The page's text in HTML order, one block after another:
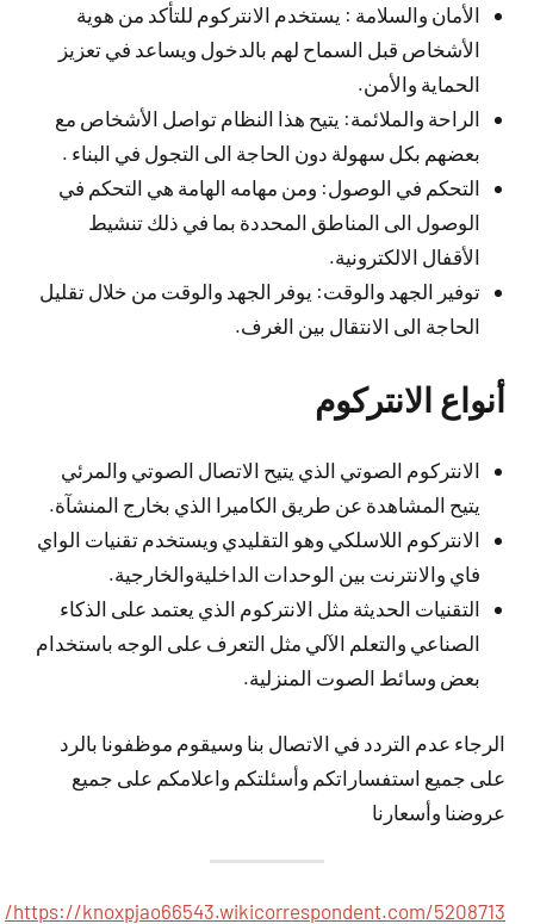
الأمان والسلامة : يستخدم الانتركوم للتأكد من هوية
الأشخاص قبل السماح لهم بالدخول ويساعد في تعزيز
الحماية والأمن.
الراحة والملائمة: يتيح هذا النظام تواصل الأشخاص مع
بعضهم بكل سهولة دون الحاجة الى التجول في البناء .
التحكم في الوصول: ومن مهامه الهامة هي التحكم في
الوصول الى المناطق المحددة بما في ذلك تنشيط
الأقفال الالكترونية.
توفير الجهد والوقت: يوفر الجهد والوقت من خلال تقليل
الحاجة الى الانتقال بين الغرف.
أنواع الانتركوم
الانتركوم الصوتي الذي يتيح الاتصال الصوتي والمرئي
يتيح المشاهدة عن طريق الكاميرا الذي بخارج المنشآة.
الانتركوم اللاسلكي وهو التقليدي ويستخدم تقنيات الواي
فاي والانترنت بين الوحدات الداخليةوالخارجية.
التقنيات الحديثة مثل الانتركوم الذي يعتمد على الذكاء
الصناعي والتعلم الآلي مثل التعرف على الوجه باستخدام
بعض وسائط الصوت المنزلية.
الرجاء عدم التردد في الاتصال بنا وسيقوم موظفونا بالرد
على جميع استفساراتكم وأسئلتكم واعلامكم على جميع
عروضنا وأسعارنا
https://knoxpjao66543.wikicorrespondent.com/5208713/